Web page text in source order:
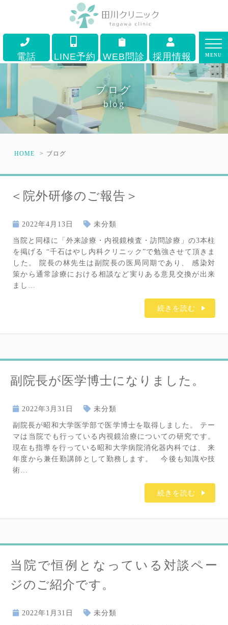
電話 LINE予約 WEB問診 採用情報 MENU
ブログ
blog
HOME ブログ
＜院外研修のご報告＞
2022年4月13日 未分類
当院と同様に「外来診療・内視鏡検査・訪問診療」の3本柱
を掲げる “千石はやし内科クリニック”で勉強させて頂きま
した。 院長の林先生は副院長の医局同期であり、 感染対
策から通常診療における相談など実りある意見交換が出来
まし…
続きを読む
副院長が医学博士になりました。
2022年3月31日 未分類
副院長が昭和大学医学部で医学博士を取得しました。 テー
マは当院でも行っている内視鏡治療についての研究です。
現在も指導を行っている昭和大学病院消化器内科では、 来
年度から兼任勤講師として勤務します。 今後も知識や技
術…
続きを読む
当院で恒例となっている対談ペー
ジのご紹介です。
2022年1月31日 未分類